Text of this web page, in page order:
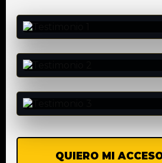
QUIERO MI